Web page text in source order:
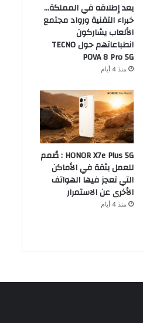
بعد إطلاقه في المملكة…
خبراء التقنية ورواد مجتمع
الألعاب يشاركون
انطباعاتهم حول TECNO
POVA 8 Pro 5G
منذ 4 أيام
HONOR X7e Plus 5G : صُمم
للعمل بثقة في الأماكن
التي تعجز فيها الهواتف
الأخرى عن الاستمرار
منذ 4 أيام